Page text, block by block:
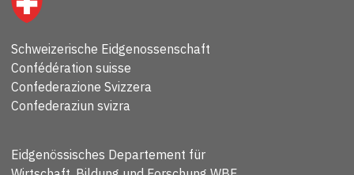
Schweizerische Eidgenossenschaft
Confédération suisse
Confederazione Svizzera
Confederaziun svizra
Eidgenössisches Departement für